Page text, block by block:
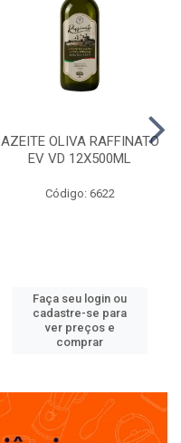
AZEITE OLIVA RAFFINATO
EV VD 12X500ML
Código: 6622
Faça seu login ou
cadastre-se para
ver preços e
comprar